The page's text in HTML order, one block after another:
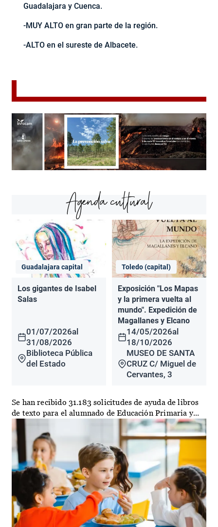
Guadalajara y Cuenca.
-MUY ALTO en gran parte de la región.
-ALTO en el sureste de Albacete.
Agenda cultural
Guadalajara capital
Los gigantes de Isabel
Salas
01/07/2026al
31/08/2026
Biblioteca Pública
del Estado
Toledo (capital)
Exposición "Los Mapas
y la primera vuelta al
mundo". Expedición de
Magallanes y Elcano
14/05/2026al
18/10/2026
MUSEO DE SANTA
CRUZ C/ Miguel de
Cervantes, 3
Se han recibido 31.183 solicitudes de ayuda de libros
de texto para el alumnado de Educación Primaria y...